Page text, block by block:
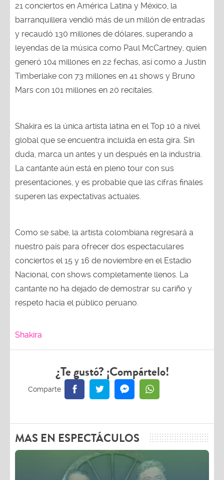
21 conciertos en América Latina y México, la
barranquillera vendió más de un millón de entradas
y recaudó 130 millones de dólares, superando a
leyendas de la música como Paul McCartney, quien
generó 104 millones en 22 fechas, así como a Justin
Timberlake con 73 millones en 41 shows y Bruno
Mars con 101 millones en 20 recitales.
Shakira es la única artista latina en el Top 10 a nivel
global que se encuentra incluida en esta gira. Sin
duda, marca un antes y un después en la industria.
La cantante aún está en pleno tour con sus
presentaciones, y es probable que las cifras finales
superen las expectativas actuales.
Como se sabe, la artista colombiana regresará a
nuestro país para ofrecer dos espectaculares
conciertos el 15 y 16 de noviembre en el Estadio
Nacional, con shows completamente llenos. La
cantante no ha dejado de demostrar su cariño y
respeto hacia el público peruano.
Shakira
¿Te gustó? ¡Compártelo!
MAS EN ESPECTÁCULOS